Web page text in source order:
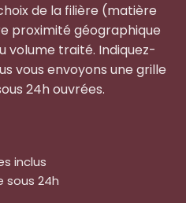
de la filière (matière
proximité géographique
volume traité. Indiquez-
vous envoyons une grille
24h ouvrées.
inclus
sous 24h